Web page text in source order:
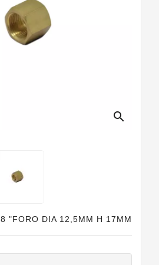
search
"FORO DIA 12,5MM H 17MM